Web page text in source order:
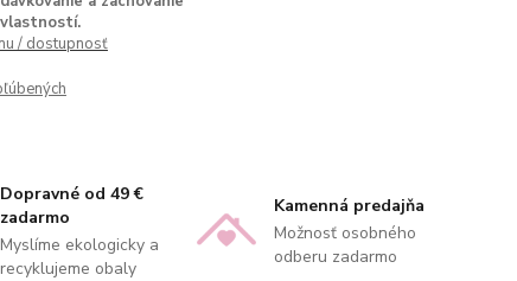
vlastností.
/ dostupnosť
Dopravné od 49 €
zadarmo
Myslíme ekologicky a
recyklujeme obaly
Kamenná predajňa
Možnosť osobného
odberu zadarmo